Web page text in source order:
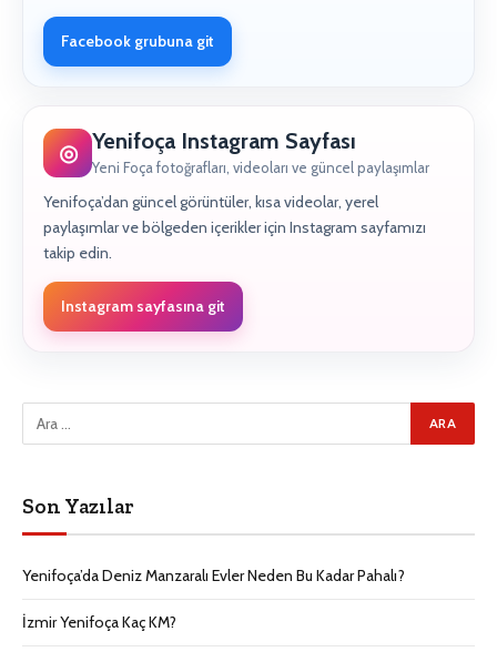
Facebook grubuna git
◎ Yenifoça Instagram Sayfası
Yeni Foça fotoğrafları, videoları ve güncel paylaşımlar
Yenifoça’dan güncel görüntüler, kısa videolar, yerel
paylaşımlar ve bölgeden içerikler için Instagram sayfamızı
takip edin.
Instagram sayfasına git
Son Yazılar
Yenifoça’da Deniz Manzaralı Evler Neden Bu Kadar Pahalı?
İzmir Yenifoça Kaç KM?